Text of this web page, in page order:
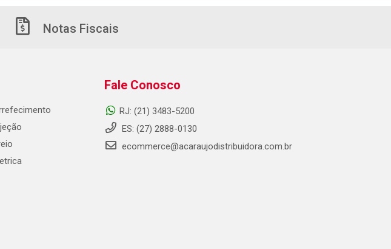
Notas Fiscais
Fale Conosco
RJ: (21) 3483-5200
ES: (27) 2888-0130
ecommerce@acaraujodistribuidora.com.br